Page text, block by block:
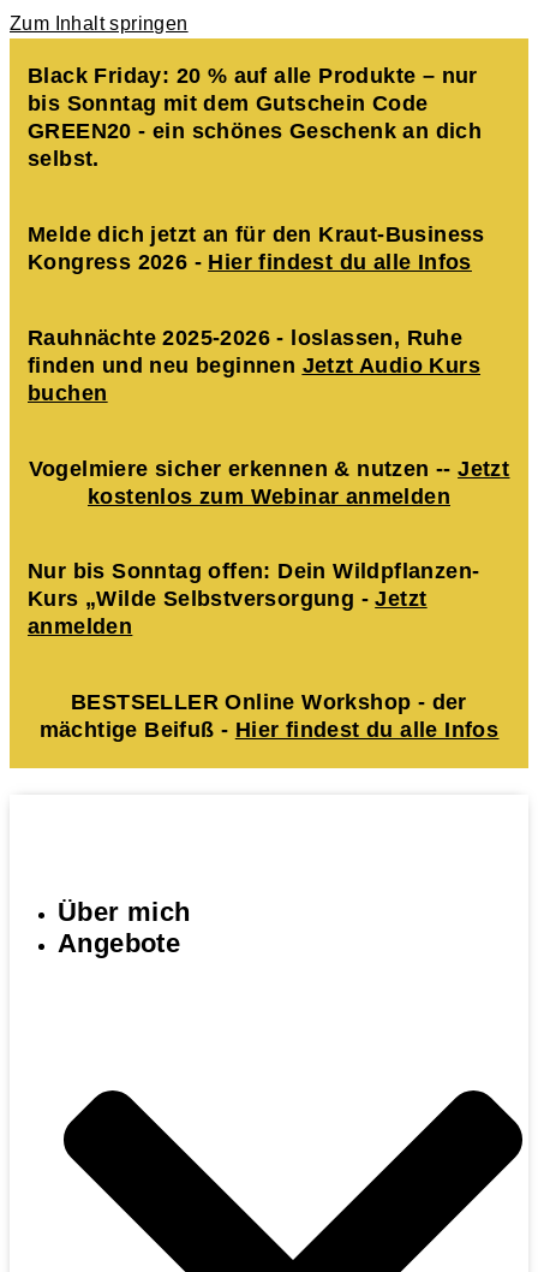
Zum Inhalt springen
Black Friday: 20 % auf alle Produkte – nur
bis Sonntag mit dem Gutschein Code
GREEN20 - ein schönes Geschenk an dich
selbst.
Melde dich jetzt an für den Kraut-Business
Kongress 2026 - Hier findest du alle Infos
Rauhnächte 2025-2026 - loslassen, Ruhe
finden und neu beginnen Jetzt Audio Kurs
buchen
Vogelmiere sicher erkennen & nutzen --Jetzt
kostenlos zum Webinar anmelden
Nur bis Sonntag offen: Dein Wildpflanzen-
Kurs „Wilde Selbstversorgung -Jetzt
anmelden
BESTSELLER Online Workshop - der
mächtige Beifuß - Hier findest du alle Infos
Über mich
Angebote